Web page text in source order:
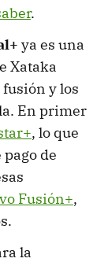
.
ya es una
Xataka
y los
En primer
, lo que
de
Fusión+,
la